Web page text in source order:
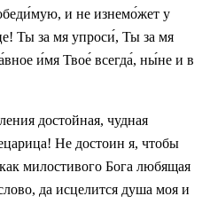
и не изнемо́жет у
Ты за мя упроси́, Ты за мя
и́мя Твое́ всегда́, ны́не и в
достойная, чудная
Не достоин я, чтобы
милостивого Бога любящая
да исцелится душа моя и